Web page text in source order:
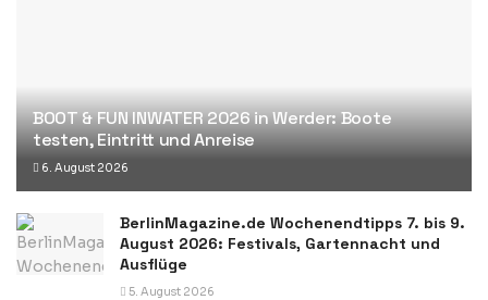
BOOT & FUN INWATER 2026 in Werder: Boote
testen, Eintritt und Anreise
6. August 2026
BerlinMagazine.de Wochenendtipps 7. bis 9.
August 2026: Festivals, Gartennacht und
Ausflüge
5. August 2026